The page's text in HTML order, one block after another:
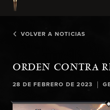
VOLVER A NOTICIAS
ORDEN CONTRA
28 DE FEBRERO DE 2023 |